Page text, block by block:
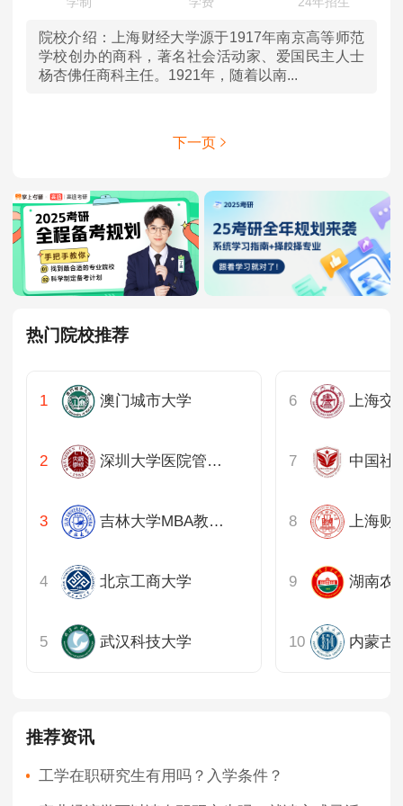
院校介绍：
上海财经大学源于1917年南京高等师范
学校创办的商科，著名社会活动家、爱国民主人士
杨杏佛任商科主任。1921年，随着以南...
下一页
热门院校推荐
澳门城市大学
深圳大学医院管理研究院
吉林大学MBA教育中心
北京工商大学
武汉科技大学
上海财
湖南农
内蒙古
推荐资讯
工学在职研究生有用吗？入学条件？